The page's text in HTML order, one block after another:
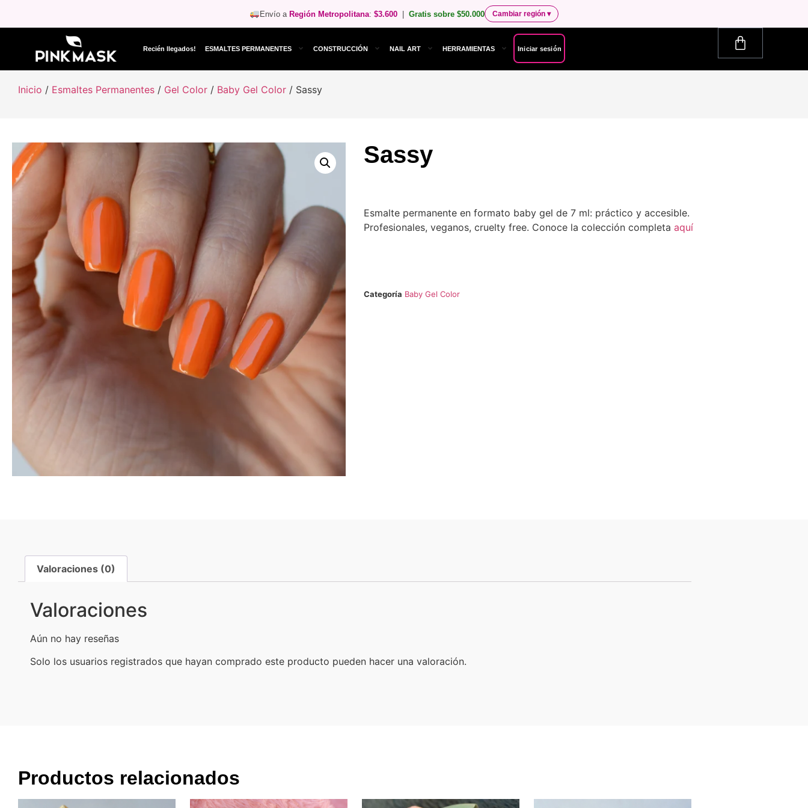
Envío aRegión Metropolitana:$3.600 |Gratis sobre $50.000 Cambiar región▾
Recién llegados! ESMALTES PERMANENTES CONSTRUCCIÓN NAIL ART HERRAMIENTAS Iniciar sesión
Inicio / Esmaltes Permanentes / Gel Color / Baby Gel Color / Sassy
Sassy
Esmalte permanente en formato baby gel de 7 ml: práctico y accesible.
Profesionales, veganos, cruelty free. Conoce la colección completa aquí
Categoría Baby Gel Color
Valoraciones (0)
Valoraciones
Aún no hay reseñas
Solo los usuarios registrados que hayan comprado este producto pueden hacer una valoración.
Productos relacionados